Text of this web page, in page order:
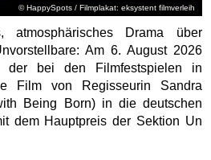
© HappySpots / Filmplakat: eksystent filmverleih
atmosphärisches Drama über
Am 6. August 2026
der bei den Filmfestspielen in
Film von Regisseurin Sandra
Being Born) in die deutschen
dem Hauptpreis der Sektion Un